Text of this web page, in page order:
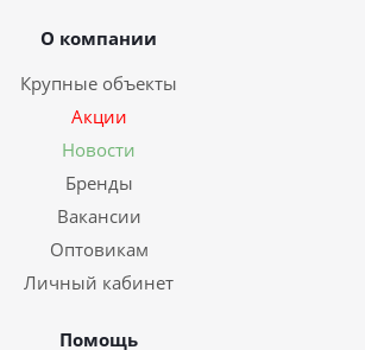
О компании
Крупные объекты
Акции
Новости
Бренды
Вакансии
Оптовикам
Личный кабинет
Помощь